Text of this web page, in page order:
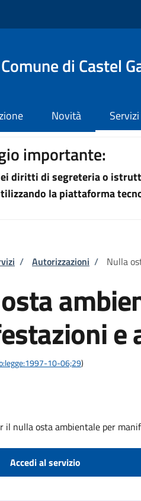
Comune di Castel
Novità Servizi
importante:
diritti di segreteria o
la piattaforma
di pane
/ Autorizzazioni / Nulla
e
10-06;29)
il nulla osta ambientale per
Accedi al servizio